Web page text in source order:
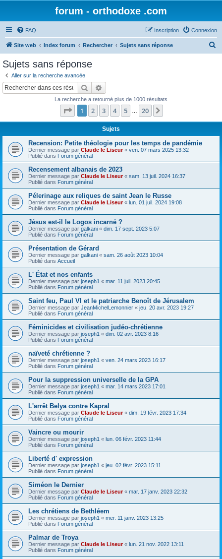
forum - orthodoxe .com
FAQ Connexion
Inscription
Site web Index forum Rechercher Sujets sans réponse
Sujets sans réponse
Aller sur la recherche avancée
Rechercher
La recherche a retourné plus de 1000 résultats
Page 1sur20
1 2 3 4 5 20
Sujets
Recension: Petite théologie pour les temps de pandémie
Dernier message par Claude le Liseur« ven. 07 mars 2025 13:32
Publié dans Forum général
Recensement albanais de 2023
Dernier message par Claude le Liseur« sam. 13 juil. 2024 16:37
Publié dans Forum général
Pélerinage aux reliques de saint Jean le Russe
Dernier message par Claude le Liseur« lun. 01 juil. 2024 19:08
Publié dans Forum général
Jésus est-il le Logos incarné ?
Dernier message par galkani « dim. 17 sept. 2023 5:07
Publié dans Forum général
Présentation de Gérard
Dernier message par galkani « sam. 26 août 2023 10:04
Publié dans Accueil
L' État et nos enfants
Dernier message par joseph1 « mar. 11 juil. 2023 20:45
Publié dans Forum général
Saint feu, Paul VI et le patriarche Benoît de Jérusalem
Dernier message par JeanMichelLemonnier « jeu. 20 avr. 2023 19:27
Publié dans Forum général
Féminicides et civilisation judéo-chrétienne
Dernier message par joseph1 « dim. 02 avr. 2023 8:16
Publié dans Forum général
naïveté chrétienne ?
Dernier message par joseph1 « ven. 24 mars 2023 16:17
Publié dans Forum général
Pour la suppression universelle de la GPA
Dernier message par joseph1 « mar. 14 mars 2023 17:01
Publié dans Forum général
L'arrêt Belya contre Kapral
Dernier message par Claude le Liseur« dim. 19 févr. 2023 17:34
Publié dans Forum général
Vaincre ou mourir
Dernier message par joseph1 « lun. 06 févr. 2023 11:44
Publié dans Forum général
Liberté d' expression
Dernier message par joseph1 « jeu. 02 févr. 2023 15:11
Publié dans Forum général
Siméon le Dernier
Dernier message par Claude le Liseur« mar. 17 janv. 2023 22:32
Publié dans Forum général
Les chrétiens de Bethléem
Dernier message par joseph1 « mer. 11 janv. 2023 13:25
Publié dans Forum général
Palmar de Troya
Dernier message par Claude le Liseur« lun. 21 nov. 2022 13:11
Publié dans Forum général